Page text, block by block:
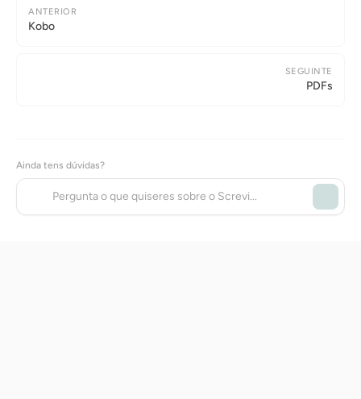
ANTERIOR
Kobo
SEGUINTE
PDFs
Ainda tens dúvidas?